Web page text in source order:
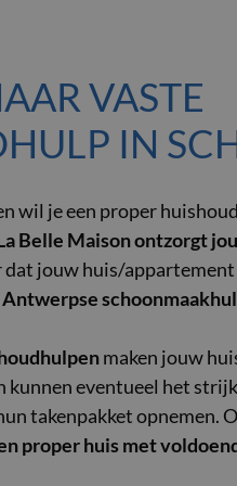
VASTE
IN
wil je een proper
Belle Maison ontzorgt
jouw huis/
maken jouw
kunnen eventueel het
takenpakket opnemen.
proper huis met